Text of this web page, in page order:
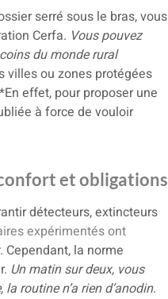
serré sous le bras, vous
Cerfa. Vous pouvez
du monde rural
villes ou zones protégées
effet, pour proposer une
à force de vouloir
et obligations
détecteurs, extincteurs
expérimentés ont
. Cependant, la norme
Un matin sur deux, vous
routine n’a rien d’anodin.